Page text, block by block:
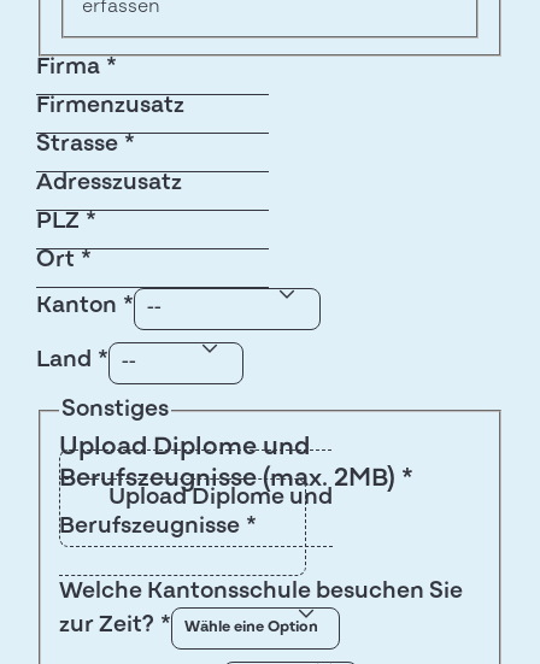
erfassen
Firma *
Firmenzusatz
Strasse *
Adresszusatz
PLZ *
Ort *
Kanton *
Land *
Sonstiges
Upload Diplome und
Berufszeugnisse (max. 2MB) *
Upload Diplome und
Berufszeugnisse *
Welche Kantonsschule besuchen Sie
zur Zeit? *